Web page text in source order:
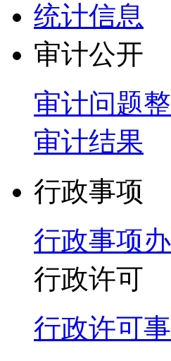
统计信息
审计公开
审计问题
审计结果
行政事项
行政事项
行政许可
行政许可